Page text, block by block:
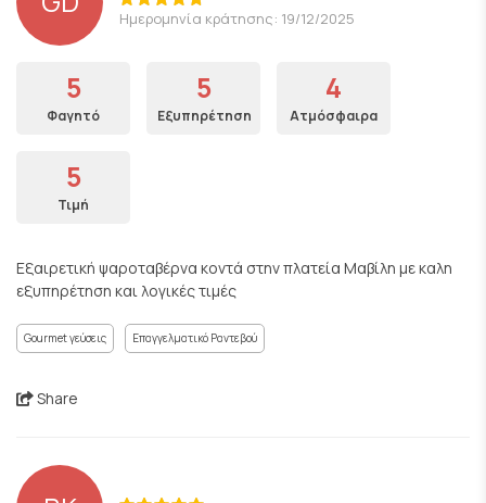
Ημερομηνία κράτησης: 19/12/2025
5
Φαγητό
5
Εξυπηρέτηση
4
Ατμόσφαιρα
5
Τιμή
Εξαιρετική ψαροταβέρνα κοντά στην πλατεία Μαβίλη με καλη
εξυπηρέτηση και λογικές τιμές
Gourmet γεύσεις Επαγγελματικό Ραντεβού
Share